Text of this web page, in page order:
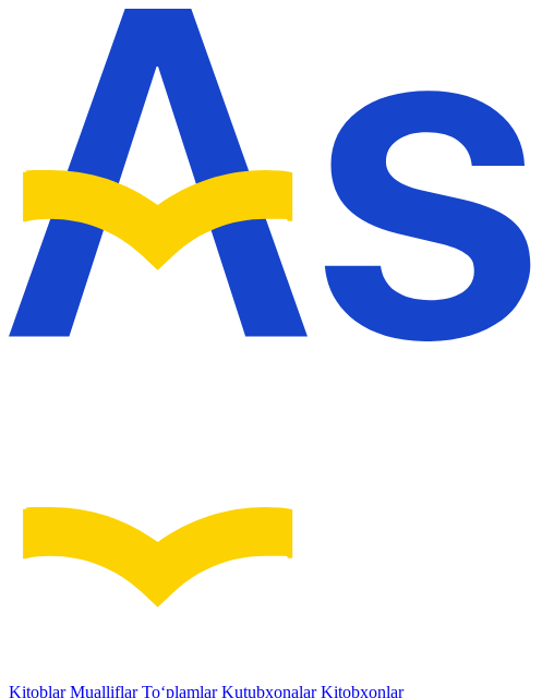
KitoblarMualliflarTo‘plamlarKutubxonalarKitobxonlar